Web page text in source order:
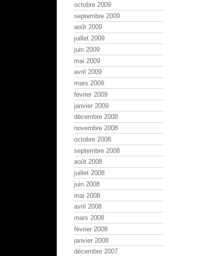
octobre 2009
septembre 2009
août 2009
juillet 2009
juin 2009
mai 2009
avril 2009
mars 2009
février 2009
janvier 2009
décembre 2008
novembre 2008
octobre 2008
septembre 2008
août 2008
juillet 2008
juin 2008
mai 2008
avril 2008
mars 2008
février 2008
janvier 2008
décembre 2007